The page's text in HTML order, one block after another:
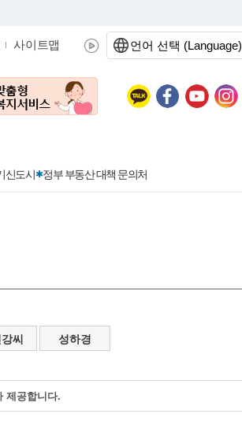
사이트맵
신도시 정부 부동산 대책 문의처
정보공개현황
지방공기업
사회조사
정부24
민원서비스 종합평가 결과
365민원실 운영현황
문화관광
착한가격지정업소
씨 성하경
제공합니다.
언어 선택 (Language)